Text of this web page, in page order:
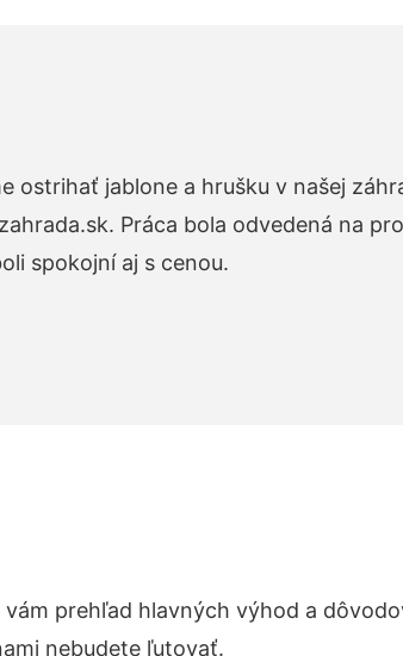
ostrihať jablone a hrušku v našej
Práca bola odvedená na
spokojní aj s cenou.
prehľad hlavných výhod a
nebudete ľutovať.